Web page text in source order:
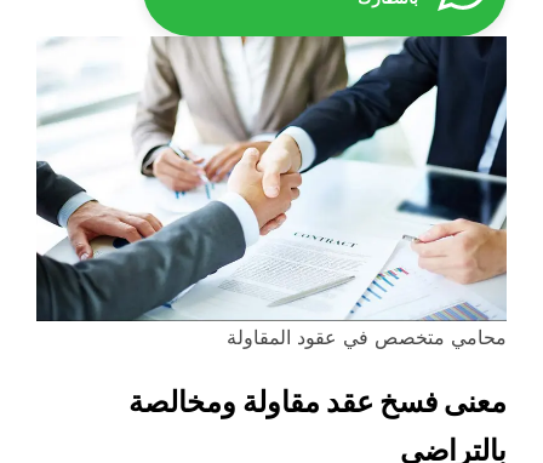
محامي متخصص في عقود المقاولة
معنى فسخ عقد مقاولة ومخالصة
بالتراضي